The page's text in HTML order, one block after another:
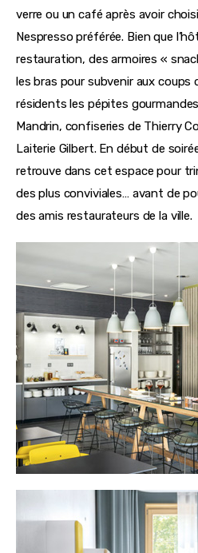
verre ou un café après avoir
Nespresso préférée. Bien que
restauration, des armoires «
les bras pour subvenir aux
résidents les pépites
Mandrin, confiseries de Thierry
Laiterie Gilbert. En début de
retrouve dans cet espace pour
des plus conviviales… avant de
des amis restaurateurs de la ville.